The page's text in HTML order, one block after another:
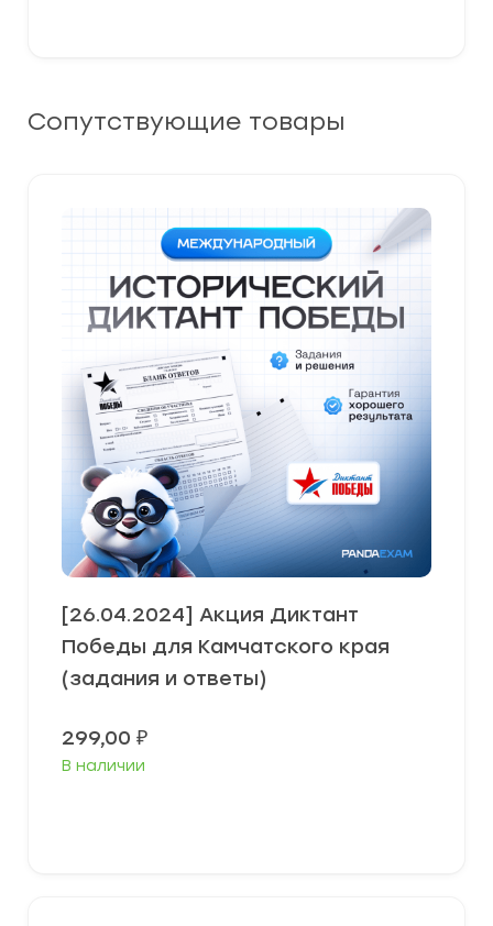
Сопутствующие товары
[26.04.2024] Акция Диктант
Победы для Камчатского края
(задания и ответы)
299,00 ₽
В наличии